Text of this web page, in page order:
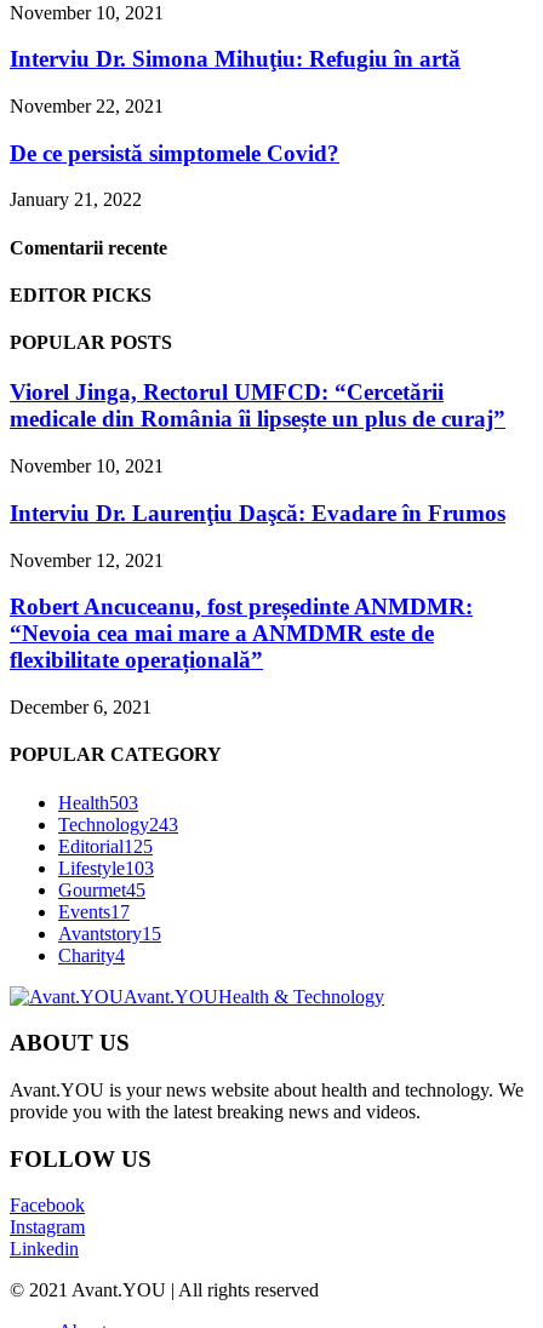
November 10, 2021
Interviu Dr. Simona Mihuţiu: Refugiu în artă
November 22, 2021
De ce persistă simptomele Covid?
January 21, 2022
Comentarii recente
EDITOR PICKS
POPULAR POSTS
Viorel Jinga, Rectorul UMFCD: “Cercetării
medicale din România îi lipsește un plus de curaj”
November 10, 2021
Interviu Dr. Laurenţiu Daşcă: Evadare în Frumos
November 12, 2021
Robert Ancuceanu, fost președinte ANMDMR:
“Nevoia cea mai mare a ANMDMR este de
flexibilitate operațională”
December 6, 2021
POPULAR CATEGORY
Health503
Technology243
Editorial125
Lifestyle103
Gourmet45
Events17
Avantstory15
Charity4
Avant.YOUHealth & Technology
ABOUT US
Avant.YOU is your news website about health and technology. We
provide you with the latest breaking news and videos.
FOLLOW US
Facebook
Instagram
Linkedin
© 2021 Avant.YOU | All rights reserved